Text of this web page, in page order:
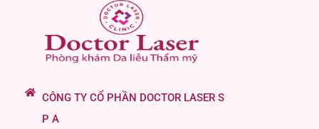
CÔNG TY CỔ PHẦN DOCTOR LASER S
P A